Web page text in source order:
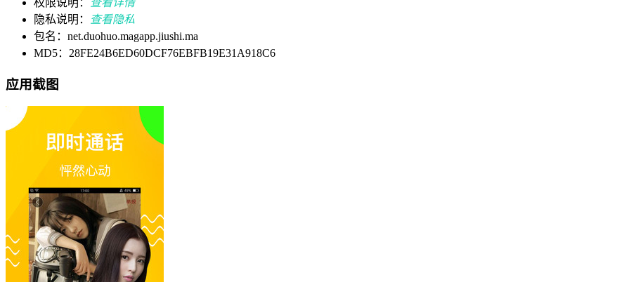
权限说明：
查看详情
隐私说明：
查看隐私
包名：net.duohuo.magapp.jiushi.ma
MD5：28FE24B6ED60DCF76EBFB19E31A918C6
应用截图